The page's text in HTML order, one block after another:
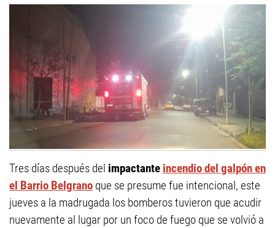
Tres días después del impactante incendio del galpón en
el Barrio Belgrano que se presume fue intencional, este
jueves a la madrugada los bomberos tuvieron que acudir
nuevamente al lugar por un foco de fuego que se volvió a